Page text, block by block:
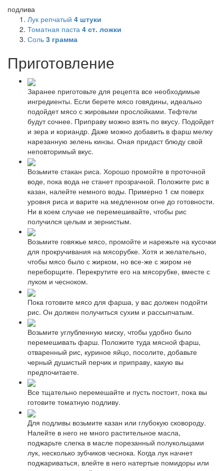
подлива
Лук репчатый 4 штуки
Томатная паста 4 ст. ложки
Соль 3 грамма
Приготовление
Заранее приготовьте для рецепта все необходимые
ингредиенты. Если берете мясо говядины, идеально
подойдет мясо с жировыми прослойками. Тефтели
будут сочнее. Приправу можно взять по вкусу. Подойдет
и зера и кориандр. Даже можно добавить в фарш мелку
нарезанную зелень кинзы. Оная придаст блюду свой
неповторимый вкус.
Возьмите стакан риса. Хорошо промойте в проточной
воде, пока вода не станет прозрачной. Положите рис в
казан, налейте немного воды. Примерно 1 см поверх
уровня риса и варите на медленном огне до готовности.
Ни в коем случае не перемешивайте, чтобы рис
получился целым и зернистым.
Возьмите говяжье мясо, промойте и нарежьте на кусочки
для прокручивания на мясорубке. Хотя и желательно,
чтобы мясо было с жирком, но все-же с жиром не
переборщите. Перекрутите его на мясорубке, вместе с
луком и чесноком.
Пока готовите мясо для фарша, у вас должен подойти
рис. Он должен получиться сухим и рассыпчатым.
Возьмите углубленную миску, чтобы удобно было
перемешивать фарш. Положите туда мясной фарш,
отваренный рис, куриное яйцо, посолите, добавьте
черный душистый перчик и приправу, какую вы
предпочитаете.
Все тщательно перемешайте и пусть постоит, пока вы
готовите томатную подливу.
Для подливы возьмите казан или глубокую сковороду.
Налейте в него не много растительное масла,
поджарьте слегка в масле порезанный полукольцами
лук, несколько зубчиков чеснока. Когда лук начнет
поджариваться, влейте в него натертые помидоры или